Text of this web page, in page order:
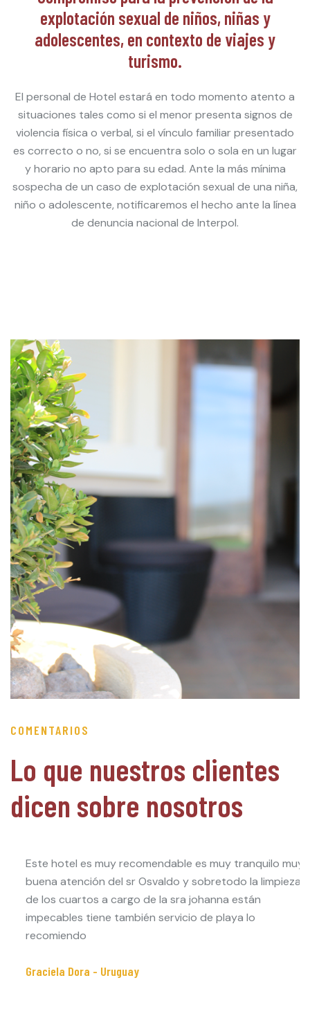
explotación sexual de niños, niñas y
adolescentes, en contexto de viajes y
turismo.
El personal de Hotel estará en todo momento atento a
situaciones tales como si el menor presenta signos de
violencia física o verbal, si el vínculo familiar presentado
es correcto o no, si se encuentra solo o sola en un lugar
y horario no apto para su edad. Ante la más mínima
sospecha de un caso de explotación sexual de una niña,
niño o adolescente, notificaremos el hecho ante la línea
de denuncia nacional de Interpol.
COMENTARIOS
Lo que nuestros clientes
dicen sobre nosotros
Este hotel es muy recomendable es muy tranquilo muy
buena atención del sr Osvaldo y sobretodo la limpieza
de los cuartos a cargo de la sra johanna están
impecables tiene también servicio de playa lo
recomiendo
Graciela Dora - Uruguay